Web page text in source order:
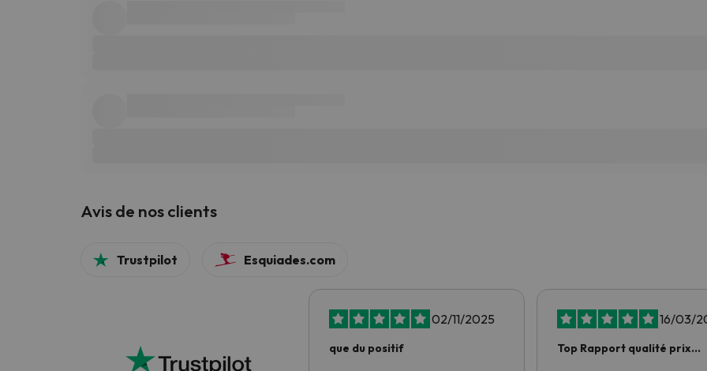
Avis de nos clients
Trustpilot Esquiades.com
02/11/2025
que du positif
16/03/
Top Rapport qualité prix